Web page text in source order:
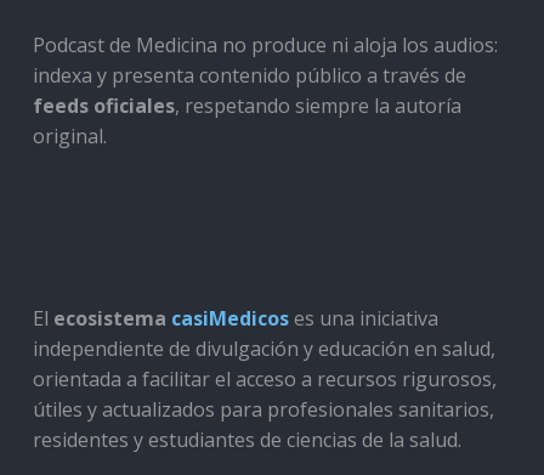
Podcast de Medicina no produce ni aloja los audios:
indexa y presenta contenido público a través de
feeds oficiales, respetando siempre la autoría
original.
El ecosistema casiMedicoses una iniciativa
independiente de divulgación y educación en salud,
orientada a facilitar el acceso a recursos rigurosos,
útiles y actualizados para profesionales sanitarios,
residentes y estudiantes de ciencias de la salud.